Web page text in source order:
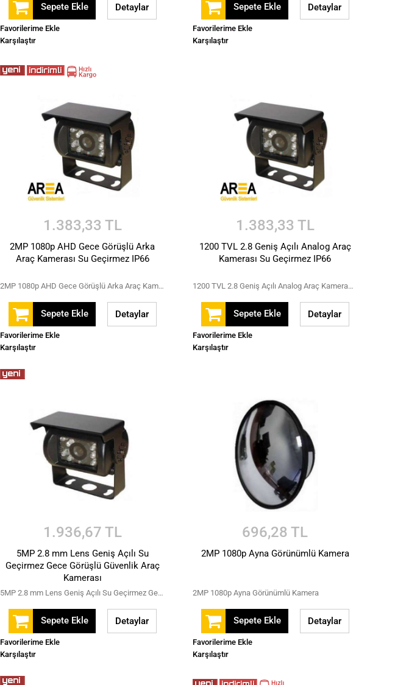
Sepete Ekle Detaylar
Favorilerime Ekle
Karşılaştır
Sepete Ekle Detaylar
Favorilerime Ekle
Karşılaştır
1.383,33 TL
2MP 1080p AHD Gece Görüşlü Arka
Araç Kamerası Su Geçirmez IP66
2MP 1080p AHD Gece Görüşlü Arka Araç Kamerası Su Geçirmez IP66
Sepete Ekle Detaylar
Favorilerime Ekle
Karşılaştır
1.383,33 TL
1200 TVL 2.8 Geniş Açılı Analog Araç
Kamerası Su Geçirmez IP66
1200 TVL 2.8 Geniş Açılı Analog Araç Kamerası Su Geçirmez IP66
Sepete Ekle Detaylar
Favorilerime Ekle
Karşılaştır
1.936,67 TL
5MP 2.8 mm Lens Geniş Açılı Su
Geçirmez Gece Görüşlü Güvenlik Araç
Kamerası
5MP 2.8 mm Lens Geniş Açılı Su Geçirmez Gece Görüşlü Güvenlik Araç Kamerası
Sepete Ekle Detaylar
Favorilerime Ekle
Karşılaştır
696,28 TL
2MP 1080p Ayna Görünümlü Kamera
2MP 1080p Ayna Görünümlü Kamera
Sepete Ekle Detaylar
Favorilerime Ekle
Karşılaştır